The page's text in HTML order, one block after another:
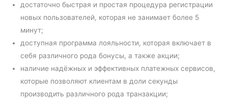
достаточно быстрая и простая процедура регистрации
новых пользователей, которая не занимает более 5
минут;
доступная программа лояльности, которая включает в
себя различного рода бонусы, а также акции;
наличие надёжных и эффективных платежных сервисов,
которые позволяют клиентам в доли секунды
производить различного рода транзакции;